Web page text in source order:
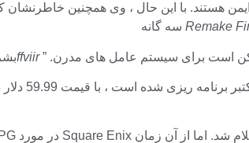
هستند. با این حال ، وی همچنین
Remake سه گانه
است برای سیستم عامل های مدرن. ”ffviir